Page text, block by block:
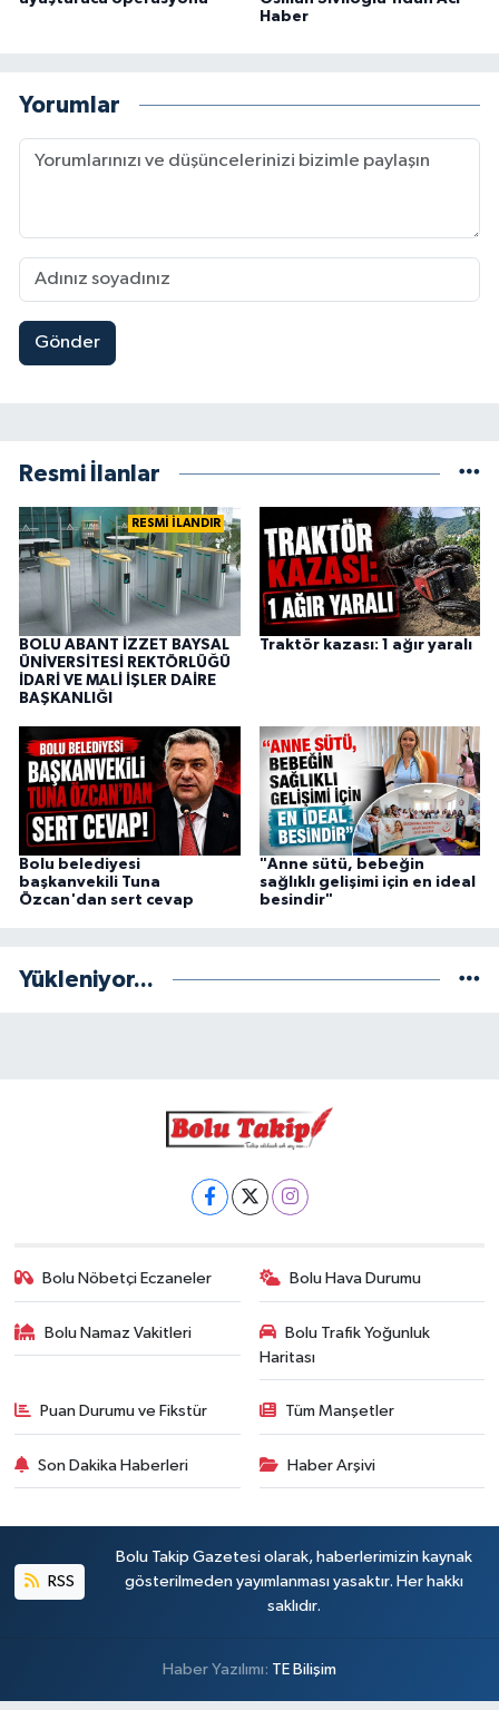
Haber
Yorumlar
Gönder
Resmi İlanlar
RESMİ İLANDIR
BOLU ABANT İZZET BAYSAL
ÜNİVERSİTESİ REKTÖRLÜĞÜ
İDARİ VE MALİ İŞLER DAİRE
BAŞKANLIĞI
Traktör kazası: 1 ağır yaralı
Bolu belediyesi
başkanvekili Tuna
Özcan'dan sert cevap
"Anne sütü, bebeğin
sağlıklı gelişimi için en ideal
besindir"
Yükleniyor...
Bolu Nöbetçi Eczaneler Bolu Hava Durumu
Bolu Namaz Vakitleri
Bolu Trafik Yoğunluk
Haritası
Puan Durumu ve Fikstür Tüm Manşetler
Son Dakika Haberleri Haber Arşivi
RSS
Bolu Takip Gazetesi olarak, haberlerimizin kaynak
gösterilmeden yayımlanması yasaktır. Her hakkı
saklıdır.
Haber Yazılımı: TE Bilişim